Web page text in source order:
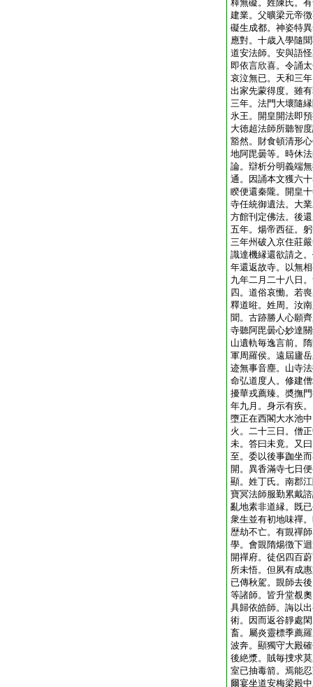
釋無礙。姓陳氏。
建業。父曠梁元帝
礙生成都。神姿特
應對。十歳入學隨
道安法師。安與語
即依言欣喜。令誦
哀泣無已。天和三
出家先蒙得度。雖
三年。法門大壞隨
氷王。開皇開法即
大徳超法師所聽智
豁然。財食頓清形
地阿毘曇等。時休
論。辯析分明義端
通。因誦本文獲六
睽便還秦隴。開皇
寺任統御遺法。大
方館刊定佛法。後
五年。煬帝西征。
三年州破入京住莊
識達機縁還欲請之
年還返故寺。以無
九年二月二十八日
四。道俗哀慟。若
釋道暀。姓周。汝
聞。古跡勝人心願
寺聽阿毘曇心妙達
山遺軌毎逸言前。
軍周羅侯。遠屆廬
迹無事音塵。山寺
命弘道度人。修建
擾華戎薦臻。奬撫
年九月。身示有疾
墮正在西閣大水池
火。二十三日。僧
未。答曰未竟。又
至。委以後事跏坐
開。異香滿寺七日
顯。姓丁氏。南郡
寶冥法師服勤累戴
亂地素非道縁。既
衆生並有初地味禪
歴劫不亡。有覬禪
學。會覬隋煬徴下
開禪府。徒侶四百
所未悟。但夙有成
已傳秋駕。覬師去
等諸師。皆升堂覩
具歸依皓師。誨以
術。因而返谷靜處
畜。屬炎靈標季薦
波奔。顯獨守大殿
後絶漿。賊毎捜求
室已抽毒箭。焉能
爾宴坐道安梅梁殿